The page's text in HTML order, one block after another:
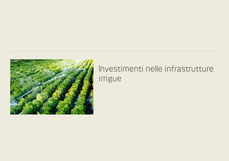
Investimenti nelle infrastrutture
irrigue